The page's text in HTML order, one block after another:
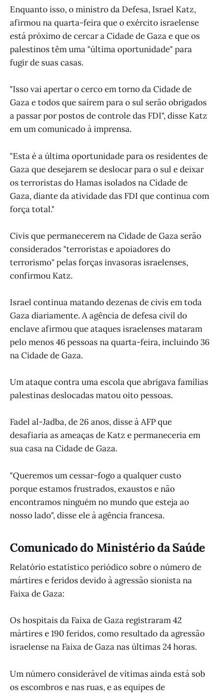
Enquanto isso, o ministro da Defesa, Israel Katz,
afirmou na quarta-feira que o exército israelense
está próximo de cercar a Cidade de Gaza e que os
palestinos têm uma "última oportunidade" para
fugir de suas casas.
"Isso vai apertar o cerco em torno da Cidade de
Gaza e todos que saírem para o sul serão obrigados
a passar por postos de controle das FDI", disse Katz
em um comunicado à imprensa.
"Esta é a última oportunidade para os residentes de
Gaza que desejarem se deslocar para o sul e deixar
os terroristas do Hamas isolados na Cidade de
Gaza, diante da atividade das FDI que continua com
força total."
Civis que permanecerem na Cidade de Gaza serão
considerados "terroristas e apoiadores do
terrorismo" pelas forças invasoras israelenses,
confirmou Katz.
Israel continua matando dezenas de civis em toda
Gaza diariamente. A agência de defesa civil do
enclave afirmou que ataques israelenses mataram
pelo menos 46 pessoas na quarta-feira, incluindo 36
na Cidade de Gaza.
Um ataque contra uma escola que abrigava famílias
palestinas deslocadas matou oito pessoas.
Fadel al-Jadba, de 26 anos, disse à AFP que
desafiaria as ameaças de Katz e permaneceria em
sua casa na Cidade de Gaza.
"Queremos um cessar-fogo a qualquer custo
porque estamos frustrados, exaustos e não
encontramos ninguém no mundo que esteja ao
nosso lado", disse ele à agência francesa.
Comunicado do Ministério da Saúde
Relatório estatístico periódico sobre o número de
mártires e feridos devido à agressão sionista na
Faixa de Gaza:
Os hospitais da Faixa de Gaza registraram 42
mártires e 190 feridos, como resultado da agressão
israelense na Faixa de Gaza nas últimas 24 horas.
Um número considerável de vítimas ainda está sob
os escombros e nas ruas, e as equipes de